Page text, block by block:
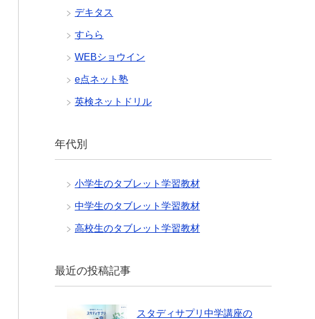
デキタス
すらら
WEBショウイン
e点ネット塾
英検ネットドリル
年代別
小学生のタブレット学習教材
中学生のタブレット学習教材
高校生のタブレット学習教材
最近の投稿記事
スタディサプリ中学講座の